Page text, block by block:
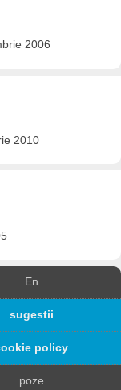
2006
2010
En
sugestii
policy
poze